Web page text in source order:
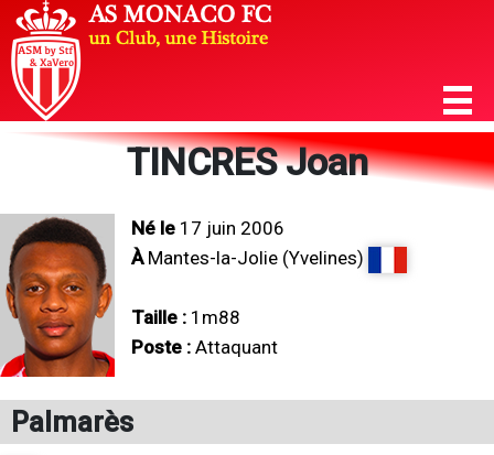
TINCRES Joan
Né le 17 juin 2006
ÀMantes-la-Jolie (Yvelines)
Taille : 1m88
Poste : Attaquant
Palmarès